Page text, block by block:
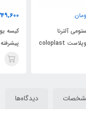
آلترنا
پیشرفته کلوپلاست coloplast
کیسه
کد 14229
دیدگاه‌ها